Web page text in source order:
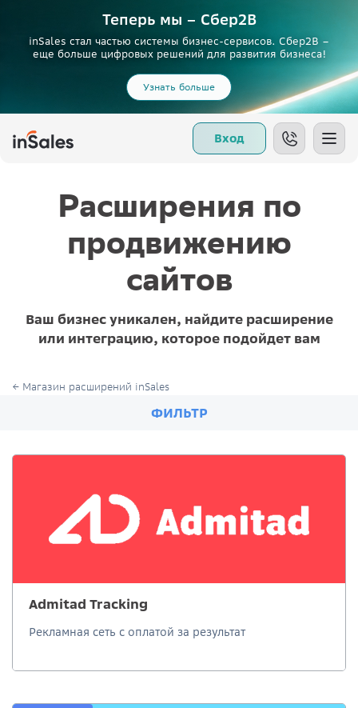
Теперь мы – Сбер2B
inSales стал частью системы бизнес-сервисов. Сбер2В –
еще больше цифровых решений для развития бизнеса!
Узнать больше
Вход
Расширения по
продвижению
сайтов
Ваш бизнес уникален, найдите расширение
или интеграцию, которое подойдет вам
Магазин расширений inSales
ФИЛЬТР
Admitad Tracking
Рекламная сеть с оплатой за результат